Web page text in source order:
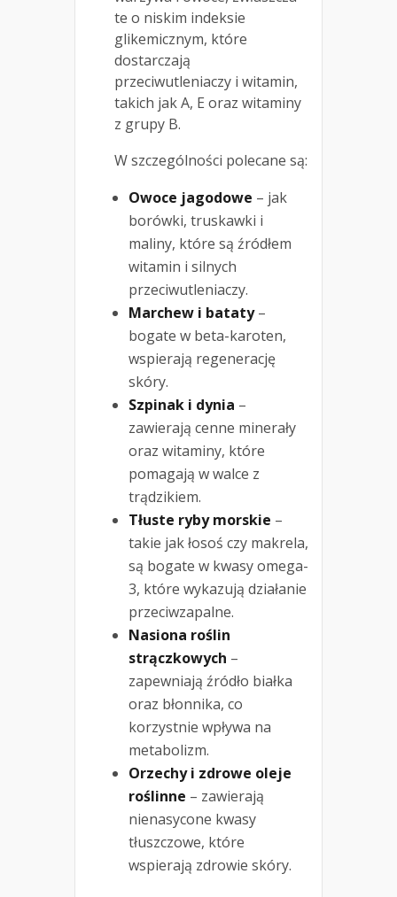
te o niskim indeksie
glikemicznym, które
dostarczają
przeciwutleniaczy i witamin,
takich jak A, E oraz witaminy
z grupy B.
W szczególności polecane są:
Owoce jagodowe – jak
borówki, truskawki i
maliny, które są źródłem
witamin i silnych
przeciwutleniaczy.
Marchew i bataty–
bogate w beta-karoten,
wspierają regenerację
skóry.
Szpinak i dynia –
zawierają cenne minerały
oraz witaminy, które
pomagają w walce z
trądzikiem.
Tłuste ryby morskie –
takie jak łosoś czy makrela,
są bogate w kwasy omega-
3, które wykazują działanie
przeciwzapalne.
Nasiona roślin
strączkowych –
zapewniają źródło białka
oraz błonnika, co
korzystnie wpływa na
metabolizm.
Orzechy i zdrowe oleje
roślinne – zawierają
nienasycone kwasy
tłuszczowe, które
wspierają zdrowie skóry.